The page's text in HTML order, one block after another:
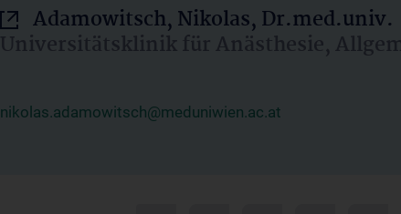
Adamowitsch, Nikolas, Dr.med.univ.
Universitätsklinik für Anästhesie,
nikolas.adamowitsch@meduniwien.ac.at